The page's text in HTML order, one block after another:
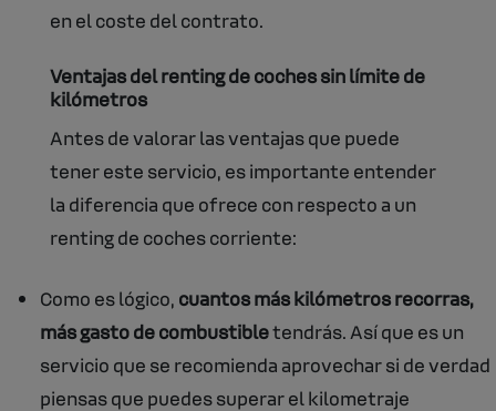
en el coste del contrato.
Ventajas del renting de coches sin límite de
kilómetros
Antes de valorar las ventajas que puede
tener este servicio, es importante entender
la diferencia que ofrece con respecto a un
renting de coches corriente:
Como es lógico, cuantos más kilómetros recorras,
más gasto de combustibletendrás. Así que es un
servicio que se recomienda aprovechar si de verdad
piensas que puedes superar el kilometraje